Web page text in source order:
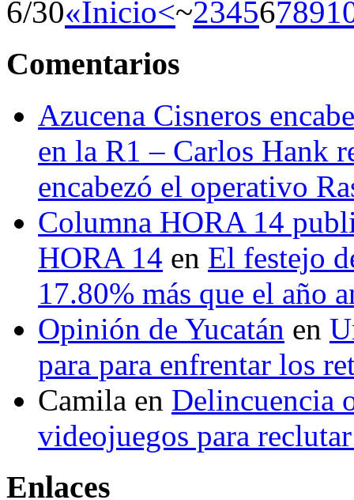
6/30«Inicio<~23456789
Comentarios
Azucena Cisneros
en la R1 – Carlos Hank
encabezó el operativo
Columna HORA 14
HORA 14 en El festejo
17.80% más que el año
Opinión de Yucatán en
para para enfrentar los
Camila en Delincuencia
videojuegos para
Enlaces